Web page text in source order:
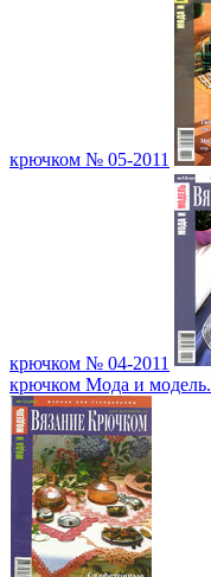
крючком № 05-2011
крючком № 04-2011
крючком Мода и